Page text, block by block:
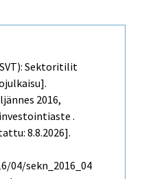
Sektoritilit
2016,
.
8.8.2026].
sekn_2016_04